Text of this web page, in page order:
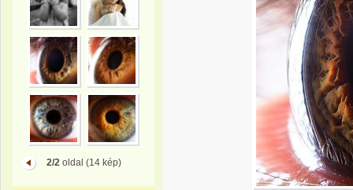
2/2oldal (14 kép)